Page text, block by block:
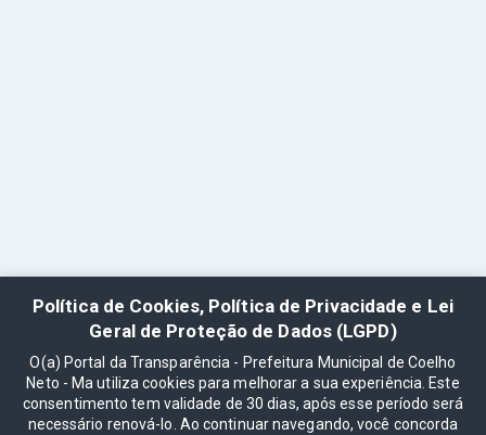
Política de Cookies, Política de Privacidade e Lei
Geral de Proteção de Dados (LGPD)
O(a) Portal da Transparência - Prefeitura Municipal de Coelho
Neto - Ma utiliza cookies para melhorar a sua experiência. Este
consentimento tem validade de 30 dias, após esse período será
necessário renová-lo. Ao continuar navegando, você concorda